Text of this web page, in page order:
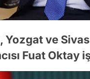
Yozgat ve
Fuat Oktay